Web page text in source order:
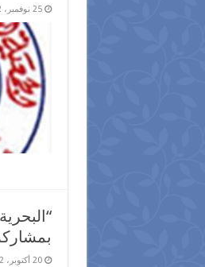
25 نوفمبر، 2022
20 أكتوبر، 2022